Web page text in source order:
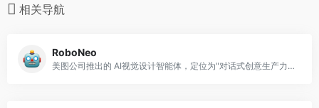
相关导航
RoboNeo
美图公司推出的 AI视觉设计智能体，定位为"对话式创意生产力工具"